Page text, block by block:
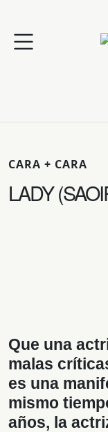
CARA + CARA
LADY
Que una
malas
es una
mismo
años, la